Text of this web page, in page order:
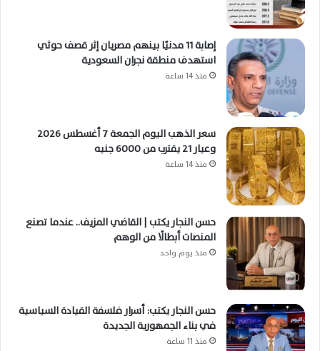
إصابة 11 مدنيًا بينهم مصريان إثر قصف حوثي
استهدف منطقة نجران السعودية
منذ 14 ساعة
سعر الذهب اليوم الجمعة 7 أغسطس 2026
وعيار 21 يقترب من 6000 جنيه
منذ 14 ساعة
حسن النجار يكتب | القاضي المزيف.. عندما تصنع
المنصات أبطالًا من الوهم
منذ يوم واحد
حسن النجار يكتب: أسرار فلسفة القيادة السياسية
في بناء الجمهورية الجديدة
منذ 11 ساعة